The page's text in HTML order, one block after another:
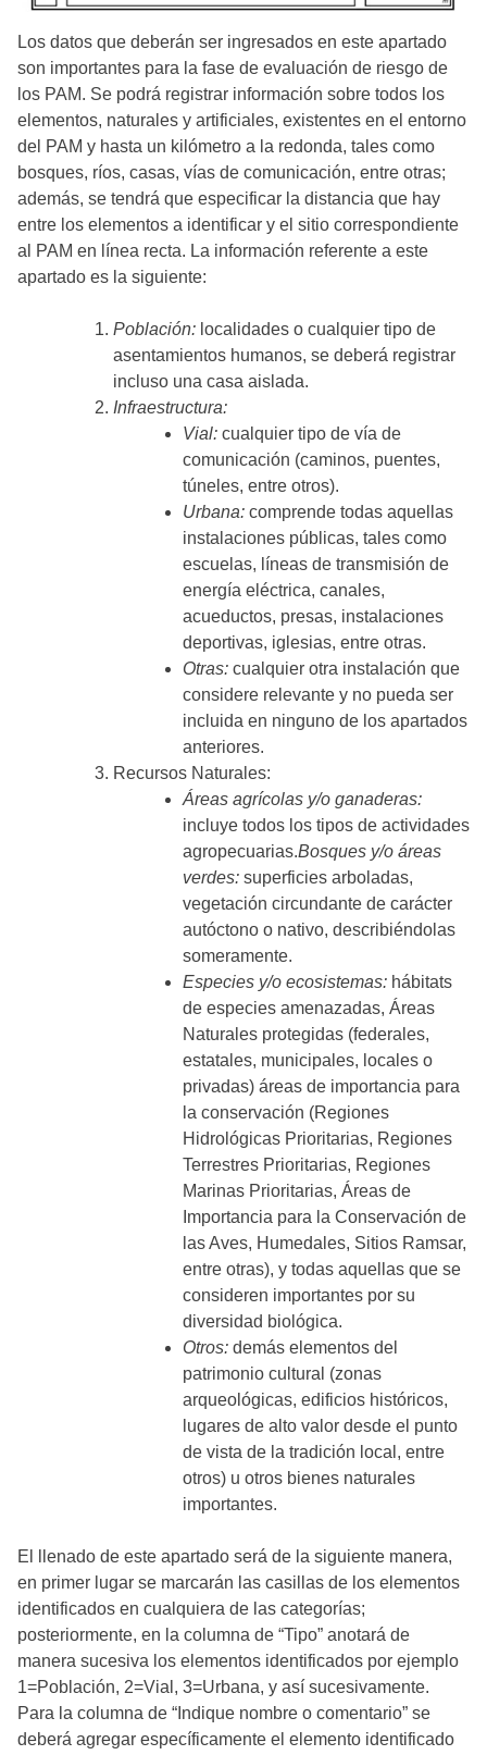
Los datos que deberán ser ingresados en este apartado
son importantes para la fase de evaluación de riesgo de
los PAM. Se podrá registrar información sobre todos los
elementos, naturales y artificiales, existentes en el entorno
del PAM y hasta un kilómetro a la redonda, tales como
bosques, ríos, casas, vías de comunicación, entre otras;
además, se tendrá que especificar la distancia que hay
entre los elementos a identificar y el sitio correspondiente
al PAM en línea recta. La información referente a este
apartado es la siguiente:
Población: localidades o cualquier tipo de
asentamientos humanos, se deberá registrar
incluso una casa aislada.
Infraestructura:
Vial: cualquier tipo de vía de
comunicación (caminos, puentes,
túneles, entre otros).
Urbana: comprende todas aquellas
instalaciones públicas, tales como
escuelas, líneas de transmisión de
energía eléctrica, canales,
acueductos, presas, instalaciones
deportivas, iglesias, entre otras.
Otras: cualquier otra instalación que
considere relevante y no pueda ser
incluida en ninguno de los apartados
anteriores.
Recursos Naturales:
Áreas agrícolas y/o ganaderas:
incluye todos los tipos de actividades
agropecuarias.Bosques y/o áreas
verdes: superficies arboladas,
vegetación circundante de carácter
autóctono o nativo, describiéndolas
someramente.
Especies y/o ecosistemas: hábitats
de especies amenazadas, Áreas
Naturales protegidas (federales,
estatales, municipales, locales o
privadas) áreas de importancia para
la conservación (Regiones
Hidrológicas Prioritarias, Regiones
Terrestres Prioritarias, Regiones
Marinas Prioritarias, Áreas de
Importancia para la Conservación de
las Aves, Humedales, Sitios Ramsar,
entre otras), y todas aquellas que se
consideren importantes por su
diversidad biológica.
Otros: demás elementos del
patrimonio cultural (zonas
arqueológicas, edificios históricos,
lugares de alto valor desde el punto
de vista de la tradición local, entre
otros) u otros bienes naturales
importantes.
El llenado de este apartado será de la siguiente manera,
en primer lugar se marcarán las casillas de los elementos
identificados en cualquiera de las categorías;
posteriormente, en la columna de “Tipo” anotará de
manera sucesiva los elementos identificados por ejemplo
1=Población, 2=Vial, 3=Urbana, y así sucesivamente.
Para la columna de “Indique nombre o comentario” se
deberá agregar específicamente el elemento identificado